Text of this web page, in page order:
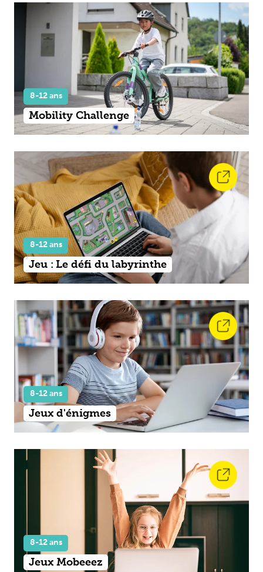
8-12 ans
Mobility Challenge
8-12 ans
Jeu : Le défi du labyrinthe
8-12 ans
Jeux d'énigmes
8-12 ans
Jeux Mobeeez